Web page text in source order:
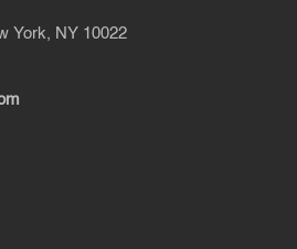
York, NY 10022